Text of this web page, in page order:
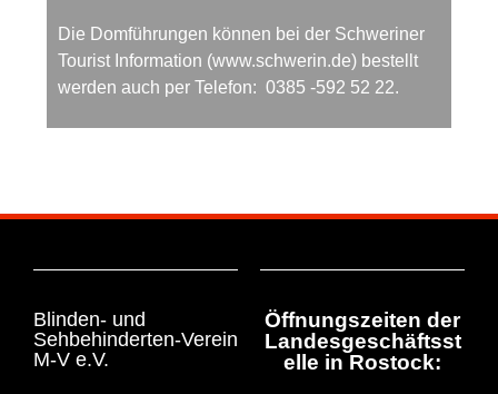
Die Domführungen können bei der Schweriner
Tourist Information (www.schwerin.de) bestellt
werden auch per Telefon: 0385 -592 52 22.
Blinden- und
Sehbehinderten-Verein
M-V e.V.
Öffnungszeiten der
Landesgeschäftsst
elle in Rostock: